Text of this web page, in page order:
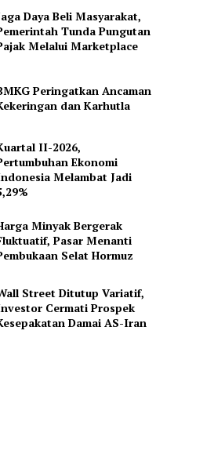
Daya Beli Masyarakat,
Tunda Pungutan
Melalui Marketplace
Peringatkan Ancaman
dan Karhutla
II-2026,
Ekonomi
Melambat Jadi
Minyak Bergerak
Pasar Menanti
Selat Hormuz
Street Ditutup Variatif,
Cermati Prospek
Damai AS-Iran